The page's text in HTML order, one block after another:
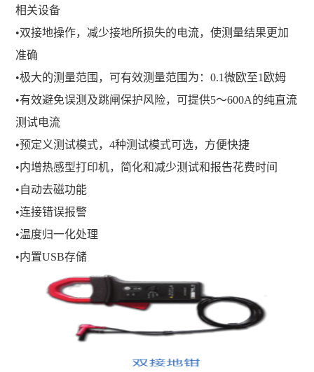
相关设备
•双接地操作，减少接地所损失的电流，使测量结果更加
准确
•极大的测量范围，可有效测量范围为：0.1微欧至1欧姆
•有效避免误测及跳闸保护风险，可提供5～600A的纯直流
测试电流
•预定义测试模式，4种测试模式可选，方便快捷
•内增热感型打印机，简化和减少测试和报告花费时间
•自动去磁功能
•连接错误报警
•温度归一化处理
•内置USB存储